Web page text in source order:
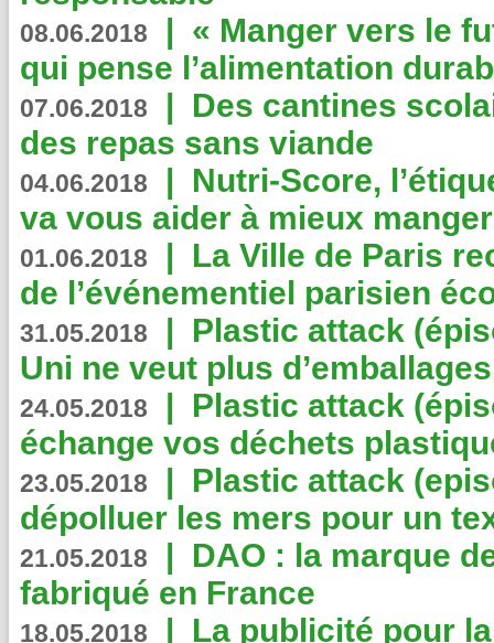
08.06.2018 | « Manger vers le
qui pense l’alimentation
07.06.2018 | Des cantines
des repas sans viande
04.06.2018 | Nutri-Score,
va vous aider à mieux
01.06.2018 | La Ville de Paris
de l’événementiel parisien
31.05.2018 | Plastic attack
Uni ne veut plus
24.05.2018 | Plastic attack
échange vos déchets
23.05.2018 | Plastic attack
dépolluer les mers pour un
21.05.2018 | DAO : la marque
fabriqué en France
18.05.2018 | La publicité pour